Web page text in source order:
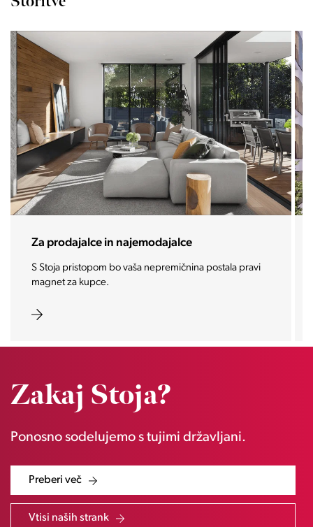
Za prodajalce in najemodajalce
S Stoja pristopom bo vaša nepremičnina postala pravi
magnet za kupce.
Zakaj Stoja?
Ponosno sodelujemo s tujimi državljani.
Preberi več
Vtisi naših strank